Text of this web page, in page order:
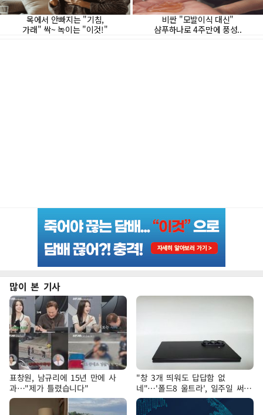
많이 본 기사
표창원, 남규리에 15년 만에 사
과…"제가 틀렸습니다"
"창 3개 띄워도 답답함 없
네"…'폴드8 울트라', 일주일 써보
니